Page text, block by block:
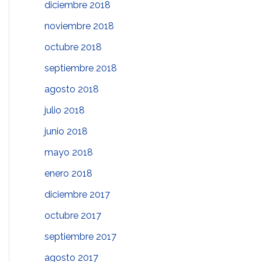
diciembre 2018
noviembre 2018
octubre 2018
septiembre 2018
agosto 2018
julio 2018
junio 2018
mayo 2018
enero 2018
diciembre 2017
octubre 2017
septiembre 2017
agosto 2017